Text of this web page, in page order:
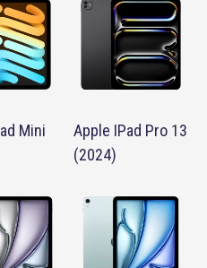
Mini
Apple IPad Pro 13
(2024)